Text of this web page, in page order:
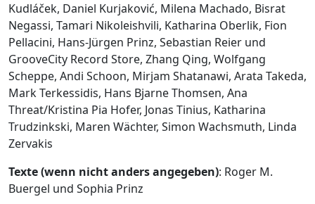
Kudláček, Daniel Kurjaković, Milena Machado, Bisrat
Negassi, Tamari Nikoleishvili, Katharina Oberlik, Fion
Pellacini, Hans-Jürgen Prinz, Sebastian Reier und
GrooveCity Record Store, Zhang Qing, Wolfgang
Scheppe, Andi Schoon, Mirjam Shatanawi, Arata Takeda,
Mark Terkessidis, Hans Bjarne Thomsen, Ana
Threat/Kristina Pia Hofer, Jonas Tinius, Katharina
Trudzinkski, Maren Wächter, Simon Wachsmuth, Linda
Zervakis
Texte (wenn nicht anders angegeben): Roger M.
Buergel und Sophia Prinz